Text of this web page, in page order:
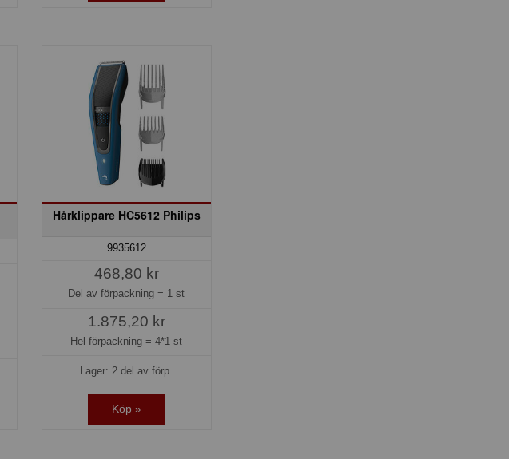
Hårklippare HC5612 Philips
9935612
468,80 kr
Del av förpackning = 1 st
1.875,20 kr
Hel förpackning =4*1 st
Lager: 2 del av förp.
Köp »